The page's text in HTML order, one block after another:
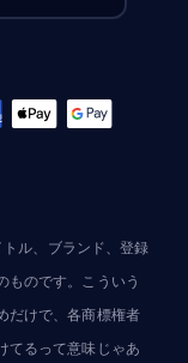
ル、ブランド、登録
ものです。こういう
だけで、各商標権者
てるって意味じゃあ